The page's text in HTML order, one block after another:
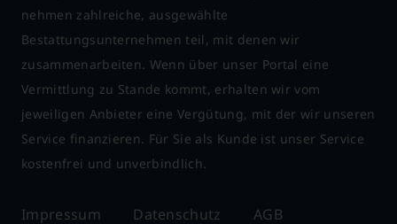
nehmen zahlreiche, ausgewählte
Bestattungsunternehmen teil, mit denen wir
zusammenarbeiten. Wenn über unser Portal eine
Vermittlung zu Stande kommt, erhalten wir vom
jeweiligen Anbieter eine Vergütung, mit der wir unseren
Service finanzieren. Für Sie als Kunde ist unser Service
kostenfrei und unverbindlich.
Impressum Datenschutz AGB